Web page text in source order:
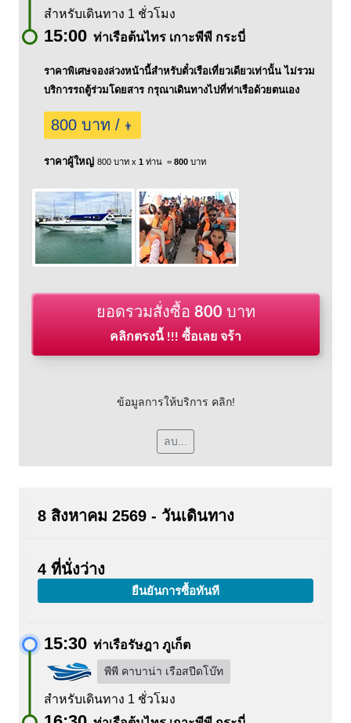
สำหรับเดินทาง 1 ชั่วโมง
15:00 ท่าเรือต้นไทร เกาะพีพี กระบี่
ราคาพิเศษจองล่วงหน้านี้สำหรับตั๋วเรือเที่ยวเดียวเท่านั้น ไม่รวม
บริการรถตู้ร่วมโดยสาร กรุณาเดินทางไปที่ท่าเรือด้วยตนเอง
800 บาท / 👨
ราคาผู้ใหญ่ 800 บาท x 1 ท่าน = 800 บาท
ยอดรวมสั่งซื้อ 800 บาท
คลิกตรงนี้ !!! ซื้อเลย จร้า
ข้อมูลการให้บริการ คลิก!
ลบ...
8 สิงหาคม 2569 - วันเดินทาง
4 ที่นั่งว่าง
ยืนยันการซื้อทันที
15:30 ท่าเรือรัษฎา ภูเก็ต
พีพี คาบาน่า เรือสปีดโบ๊ท
สำหรับเดินทาง 1 ชั่วโมง